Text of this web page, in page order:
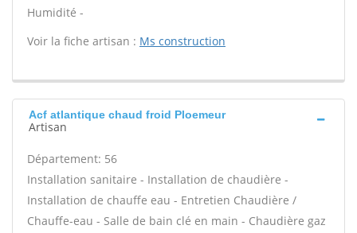
Humidité -
Voir la fiche artisan : Ms construction
Acf atlantique chaud froid Ploemeur
Artisan
Département: 56
Installation sanitaire - Installation de chaudière -
Installation de chauffe eau - Entretien Chaudière /
Chauffe-eau - Salle de bain clé en main - Chaudière gaz